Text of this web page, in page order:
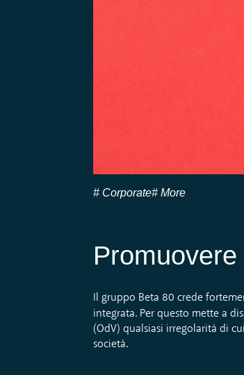
Corporate More
Il gruppo Beta 80 crede
integrata. Per questo mette a
(OdV) qualsiasi irregolarità di
società.